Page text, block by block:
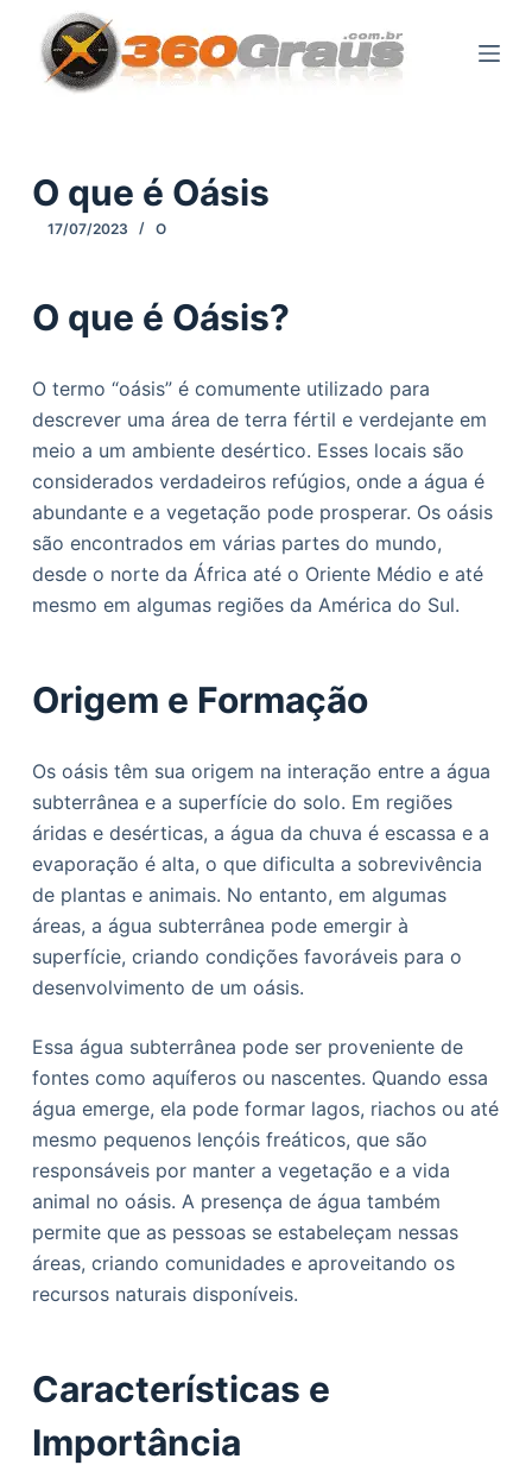
p
o
n
e
ú
d
o
O que é Oásis
17/07/2023 O
O que é Oásis?
O termo “oásis” é comumente utilizado para
descrever uma área de terra fértil e verdejante em
meio a um ambiente desértico. Esses locais são
considerados verdadeiros refúgios, onde a água é
abundante e a vegetação pode prosperar. Os oásis
são encontrados em várias partes do mundo,
desde o norte da África até o Oriente Médio e até
mesmo em algumas regiões da América do Sul.
Origem e Formação
Os oásis têm sua origem na interação entre a água
subterrânea e a superfície do solo. Em regiões
áridas e desérticas, a água da chuva é escassa e a
evaporação é alta, o que dificulta a sobrevivência
de plantas e animais. No entanto, em algumas
áreas, a água subterrânea pode emergir à
superfície, criando condições favoráveis para o
desenvolvimento de um oásis.
Essa água subterrânea pode ser proveniente de
fontes como aquíferos ou nascentes. Quando essa
água emerge, ela pode formar lagos, riachos ou até
mesmo pequenos lençóis freáticos, que são
responsáveis por manter a vegetação e a vida
animal no oásis. A presença de água também
permite que as pessoas se estabeleçam nessas
áreas, criando comunidades e aproveitando os
recursos naturais disponíveis.
Características e
Importância